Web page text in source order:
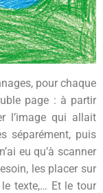
pour chaque
page : à partir
l’image qui allait
séparément, puis
eu qu’à scanner
les placer sur
texte,… Et le tour